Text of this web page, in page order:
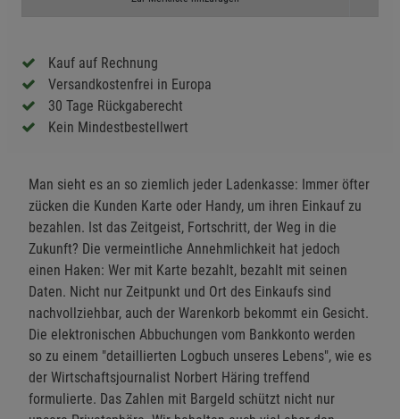
Kauf auf Rechnung
Versandkostenfrei in Europa
30 Tage Rückgaberecht
Kein Mindestbestellwert
Man sieht es an so ziemlich jeder Ladenkasse: Immer öfter
zücken die Kunden Karte oder Handy, um ihren Einkauf zu
bezahlen. Ist das Zeitgeist, Fortschritt, der Weg in die
Zukunft? Die vermeintliche Annehmlichkeit hat jedoch
einen Haken: Wer mit Karte bezahlt, bezahlt mit seinen
Daten. Nicht nur Zeitpunkt und Ort des Einkaufs sind
nachvollziehbar, auch der Warenkorb bekommt ein Gesicht.
Die elektronischen Abbuchungen vom Bankkonto werden
so zu einem "detaillierten Logbuch unseres Lebens", wie es
der Wirtschaftsjournalist Norbert Häring treffend
formulierte. Das Zahlen mit Bargeld schützt nicht nur